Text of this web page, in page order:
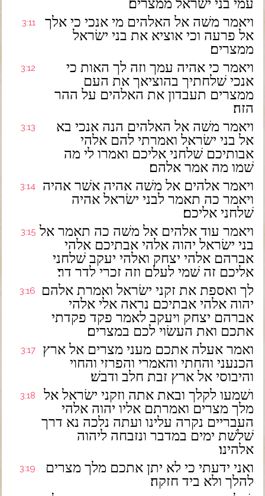
עמי בני ישׂראל ממצרים׃
3:11
ויאמר משׁה אל האלהים מי אנכי כי אלך
אל פרעה וכי אוציא את בני ישׂראל
ממצרים׃
3:12
ויאמר כי אהיה עמך וזה לך האות כי
אנכי שׁלחתיך בהוציאך את העם
ממצרים תעבדון את האלהים על ההר
הזה׃
3:13
ויאמר משׁה אל האלהים הנה אנכי בא
אל בני ישׂראל ואמרתי להם אלהי
אבותיכם שׁלחני אליכם ואמרו לי מה
שׁמו מה אמר אלהם׃
3:14
ויאמר אלהים אל משׁה אהיה אשׁר אהיה
ויאמר כה תאמר לבני ישׂראל אהיה
שׁלחני אליכם׃
3:15 ויאמר עוד אלהים אל משׁה כה תאמר אל
בני ישׂראל יהוה אלהי אבתיכם אלהי
אברהם אלהי יצחק ואלהי יעקב שׁלחני
אליכם זה שׁמי לעלם וזה זכרי לדר דר׃
3:16
לך ואספת את זקני ישׂראל ואמרת אלהם
יהוה אלהי אבתיכם נראה אלי אלהי
אברהם יצחק ויעקב לאמר פקד פקדתי
אתכם ואת העשׂוי לכם במצרים׃
3:17
ואמר אעלה אתכם מעני מצרים אל ארץ
הכנעני והחתי והאמרי והפרזי והחוי
והיבוסי אל ארץ זבת חלב ודבשׁ׃
3:18
ושׁמעו לקלך ובאת אתה וזקני ישׂראל אל
מלך מצרים ואמרתם אליו יהוה אלהי
העבריים נקרה עלינו ועתה נלכה נא דרך
שׁלשׁת ימים במדבר ונזבחה ליהוה
אלהינו׃
3:19
ואני ידעתי כי לא יתן אתכם מלך מצרים
להלך ולא ביד חזקה׃